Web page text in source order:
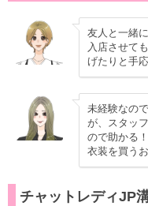
友人と一緒
入店させて
げたりと手
未経験なの
が、スタッ
ので助かる！
衣装を買う
チャットレディJP